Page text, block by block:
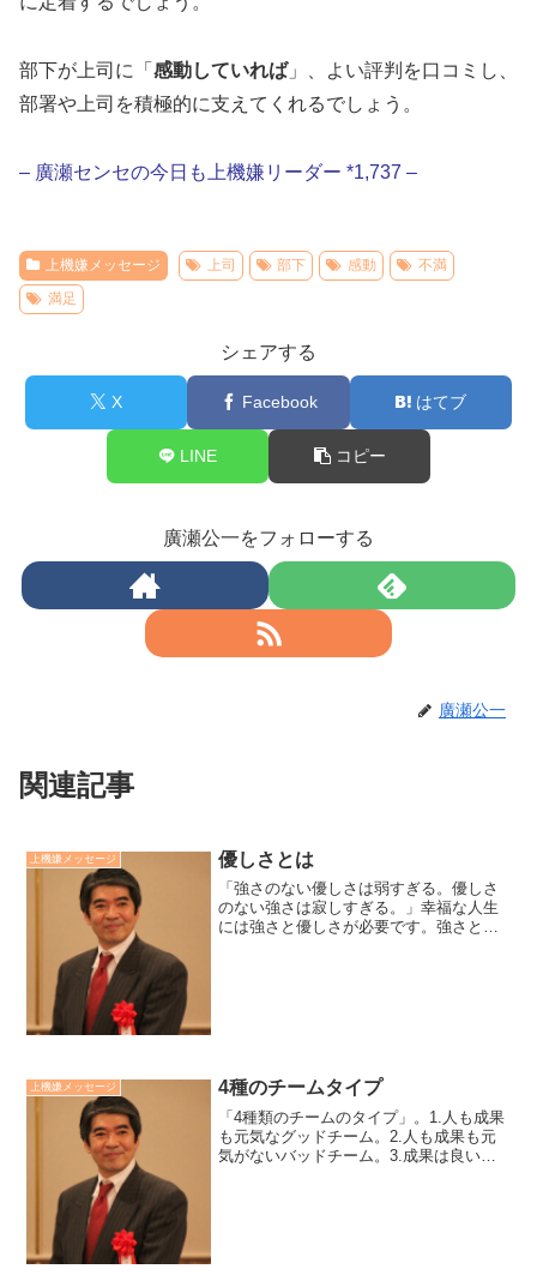
部下が上司に「 感動していれば」、よい評判を口コミし、
部署や上司を積極的に支えてくれるでしょう。
– 廣瀬センセの今日も上機嫌リーダー *1,737 –
上機嫌メッセージ 上司 部下 感動
不満
満足
シェアする
X Facebook はてブ
LINE コピー
廣瀬公一をフォローする
廣瀬公一
関連記事
上機嫌メッセージ 優しさとは
「強さのない優しさは弱すぎる。優しさ
のない強さは寂しすぎる。」幸福な人生
には強さと優しさが必要です。強さとは
上機嫌メッセージ 4種のチームタイプ
「4種類のチームのタイプ」。1.人も成果
も元気なグッドチーム。2.人も成果も元
気がないバッドチーム。3.成果は良いが